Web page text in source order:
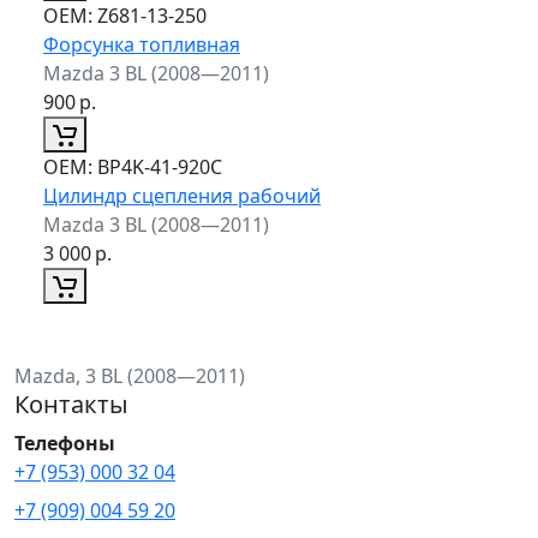
ОЕМ: Z681-13-250
Форсунка топливная
Mazda 3 BL (2008—2011)
900р.
ОЕМ: BP4K-41-920C
Цилиндр сцепления рабочий
Mazda 3 BL (2008—2011)
3 000р.
Mazda, 3 BL (2008—2011)
Контакты
Телефоны
+7 (953) 000 32 04
+7 (909) 004 59 20